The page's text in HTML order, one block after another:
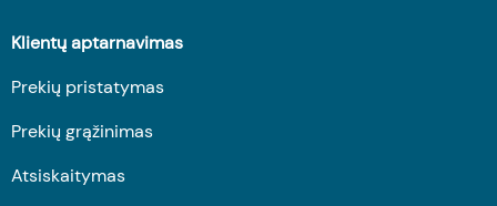
Klientų aptarnavimas
Prekių pristatymas
Prekių grąžinimas
Atsiskaitymas